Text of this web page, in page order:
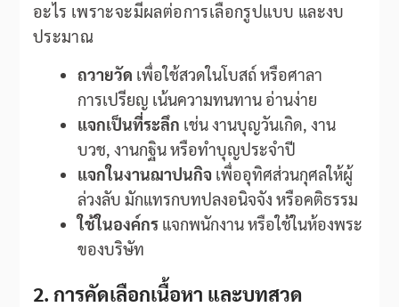
อะไร เพราะจะมีผลต่อการเลือกรูปแบบ และงบ
ประมาณ
ถวายวัด เพื่อใช้สวดในโบสถ์ หรือศาลา
การเปรียญ เน้นความทนทาน อ่านง่าย
แจกเป็นที่ระลึก เช่น งานบุญวันเกิด, งาน
บวช, งานกฐิน หรือทำบุญประจำปี
แจกในงานฌาปนกิจเพื่ออุทิศส่วนกุศลให้ผู้
ล่วงลับ มักแทรกบทปลงอนิจจัง หรือคติธรรม
ใช้ในองค์กรแจกพนักงาน หรือใช้ในห้องพระ
ของบริษัท
2. การคัดเลือกเนื้อหา และบทสวด